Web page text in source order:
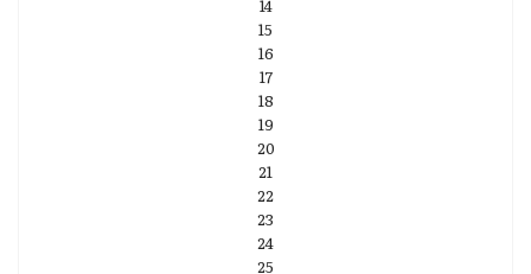
14
15
16
17
18
19
20
21
22
23
24
25